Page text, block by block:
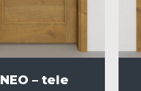
NEO – tele